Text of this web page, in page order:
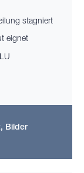
stagniert
eignet
Bilder